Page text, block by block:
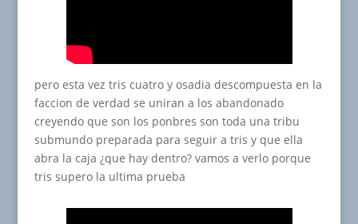
pero esta vez tris cuatro y osadia descompuesta en la
faccion de verdad se uniran a los abandonado
creyendo que son los ponbres son toda una tribu
submundo preparada para seguir a tris y que ella
abra la caja ¿que hay dentro? vamos a verlo porque
tris supero la ultima prueba